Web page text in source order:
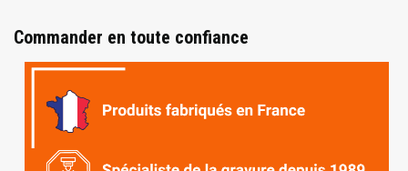
Commander en toute confiance